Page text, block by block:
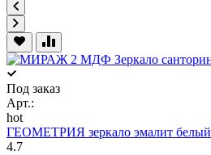
Под заказ
Арт.:
hot
ГЕОМЕТРИЯ зеркало эмалит белый
4.7